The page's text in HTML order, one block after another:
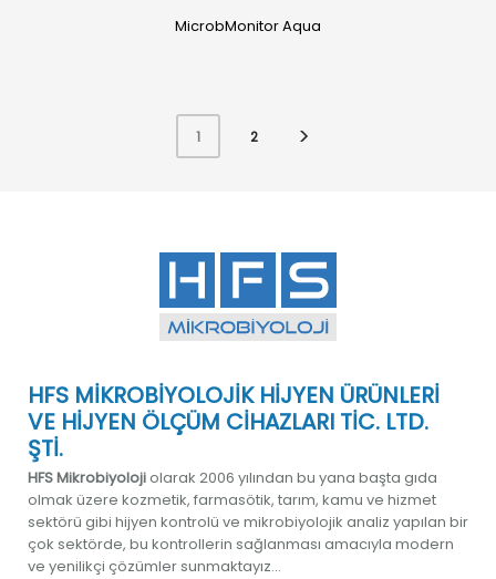
MicrobMonitor Aqua
1 2
HFS MİKROBİYOLOJİK HİJYEN ÜRÜNLERİ
VE HİJYEN ÖLÇÜM CİHAZLARI TİC. LTD.
ŞTİ.
HFS Mikrobiyolojiolarak 2006 yılından bu yana başta gıda
olmak üzere kozmetik, farmasötik, tarım, kamu ve hizmet
sektörü gibi hijyen kontrolü ve mikrobiyolojik analiz yapılan bir
çok sektörde, bu kontrollerin sağlanması amacıyla modern
ve yenilikçi çözümler sunmaktayız...